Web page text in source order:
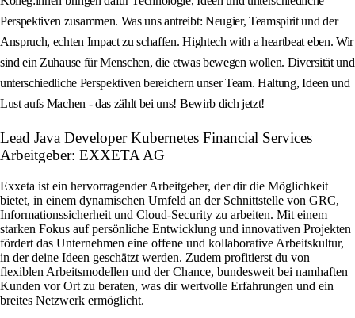
Perspektiven zusammen. Was uns antreibt: Neugier, Teamspirit und der
Anspruch, echten Impact zu schaffen. Hightech with a heartbeat eben. Wir
sind ein Zuhause für Menschen, die etwas bewegen wollen. Diversität und
unterschiedliche Perspektiven bereichern unser Team. Haltung, Ideen und
Lust aufs Machen - das zählt bei uns! Bewirb dich jetzt!
Lead Java Developer Kubernetes Financial Services
Arbeitgeber: EXXETA AG
Exxeta ist ein hervorragender Arbeitgeber, der dir die Möglichkeit
bietet, in einem dynamischen Umfeld an der Schnittstelle von GRC,
Informationssicherheit und Cloud-Security zu arbeiten. Mit einem
starken Fokus auf persönliche Entwicklung und innovativen Projekten
fördert das Unternehmen eine offene und kollaborative Arbeitskultur,
in der deine Ideen geschätzt werden. Zudem profitierst du von
flexiblen Arbeitsmodellen und der Chance, bundesweit bei namhaften
Kunden vor Ort zu beraten, was dir wertvolle Erfahrungen und ein
breites Netzwerk ermöglicht.